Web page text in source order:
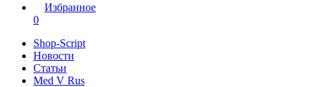
Избранное
0
Shop-Script
Новости
Статьи
Med V Rus